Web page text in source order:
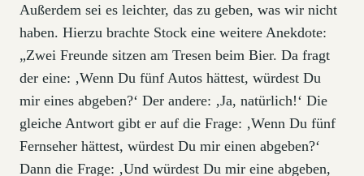
Außerdem sei es leichter, das zu geben, was wir nicht
haben. Hierzu brachte Stock eine weitere Anekdote:
„Zwei Freunde sitzen am Tresen beim Bier. Da fragt
der eine: ‚Wenn Du fünf Autos hättest, würdest Du
mir eines abgeben?‘ Der andere: ‚Ja, natürlich!‘ Die
gleiche Antwort gibt er auf die Frage: ‚Wenn Du fünf
Fernseher hättest, würdest Du mir einen abgeben?‘
Dann die Frage: ‚Und würdest Du mir eine abgeben,